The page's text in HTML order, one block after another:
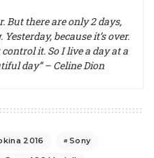
But there are only 2 days,
because it’s over.
it. So I live a day at a
day” – Celine Dion
2016
Sony